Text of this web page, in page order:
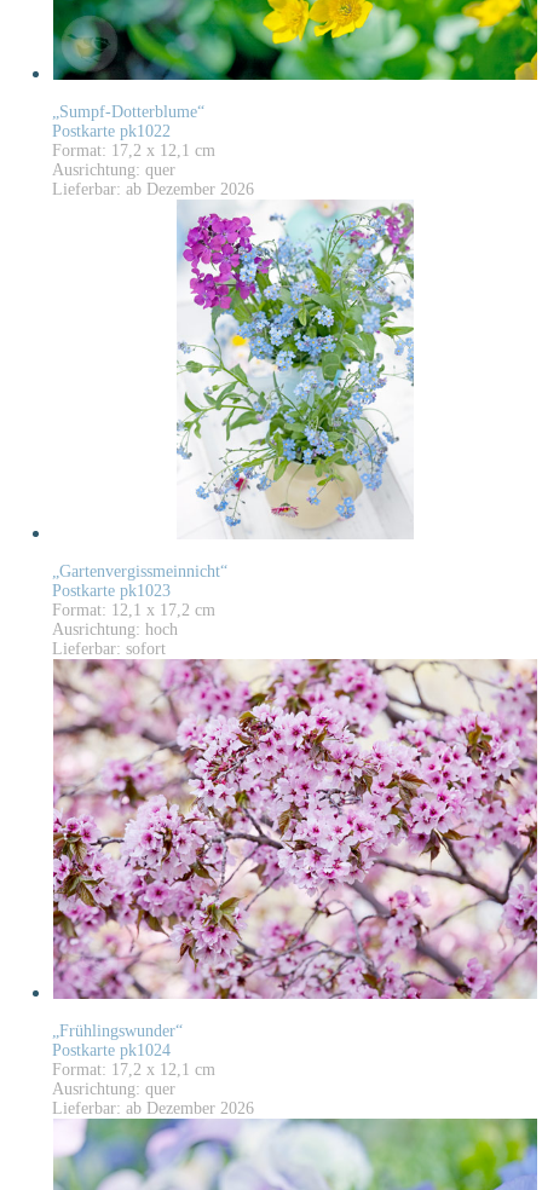
„Sumpf-Dotterblume“
Postkarte pk1022
Format: 17,2 x 12,1 cm
Ausrichtung: quer
Lieferbar: ab Dezember 2026
„Gartenvergissmeinnicht“
Postkarte pk1023
Format: 12,1 x 17,2 cm
Ausrichtung: hoch
Lieferbar: sofort
„Frühlingswunder“
Postkarte pk1024
Format: 17,2 x 12,1 cm
Ausrichtung: quer
Lieferbar: ab Dezember 2026